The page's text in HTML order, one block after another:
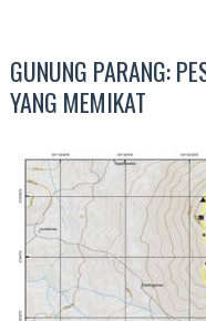
GUNUNG PARANG:
YANG MEMIKAT